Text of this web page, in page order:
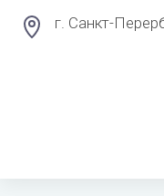
г. Санкт-